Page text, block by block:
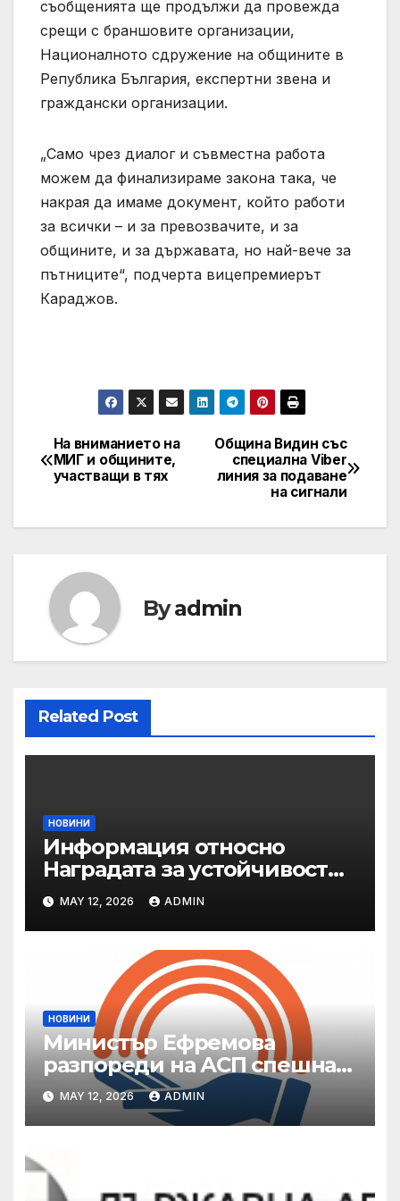
съобщенията ще продължи да провежда
срещи с браншовите организации,
Националното сдружение на общините в
Република България, експертни звена и
граждански организации.
„Само чрез диалог и съвместна работа
можем да финализираме закона така, че
накрая да имаме документ, който работи
за всички – и за превозвачите, и за
общините, и за държавата, но най-вече за
пътниците“, подчерта вицепремиерът
Караджов.
Post
navigation
Община Видин със
специална Viber
линия за подаване
на сигнали
На вниманието на
МИГ и общините,
участващи в тях
Byadmin
Related Post
НОВИНИ
Информация относно
Наградата за устойчивост
на ОАЕ „Зайед“
MAY 12, 2026 ADMIN
НОВИНИ
Министър Ефремова
разпореди на АСП спешна
готовност за оказване на
подкрепа на пострадали от
валежи и градушки
MAY 12, 2026 ADMIN